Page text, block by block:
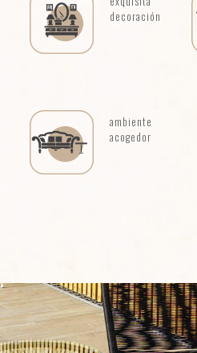
decoración
ambiente
acogedor